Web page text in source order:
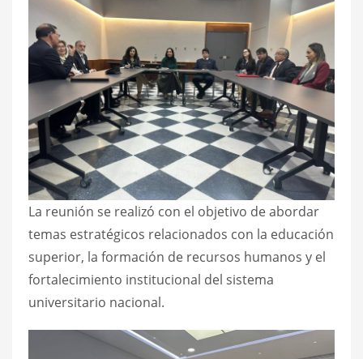
La reunión se realizó con el objetivo de abordar
temas estratégicos relacionados con la educación
superior, la formación de recursos humanos y el
fortalecimiento institucional del sistema
universitario nacional.